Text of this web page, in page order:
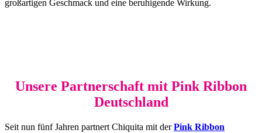
großartigen Geschmack und eine beruhigende Wirkung.
Unsere Partnerschaft mit Pink Ribbon
Deutschland
Seit nun fünf Jahren partnert Chiquita mit derPink Ribbon